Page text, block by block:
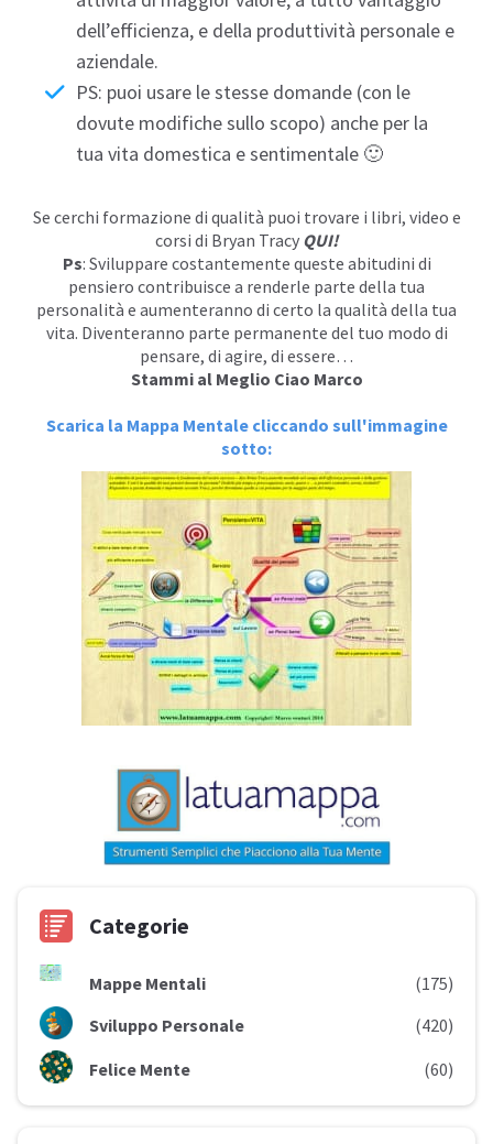
dell’efficienza, e della produttività personale e
aziendale.
PS: puoi usare le stesse domande (con le
dovute modifiche sullo scopo) anche per la
tua vita domestica e sentimentale 🙂
Se cerchi formazione di qualità puoi trovare i libri, video e
corsi di Bryan Tracy QUI!
Ps: Sviluppare costantemente queste abitudini di
pensiero contribuisce a renderle parte della tua
personalità e aumenteranno di certo la qualità della tua
vita. Diventeranno parte permanente del tuo modo di
pensare, di agire, di essere…
Stammi al Meglio Ciao Marco
Scarica la Mappa Mentale cliccando sull'immagine
sotto:
Categorie
Mappe Mentali
(175)
Sviluppo Personale
(420)
Felice Mente
(60)